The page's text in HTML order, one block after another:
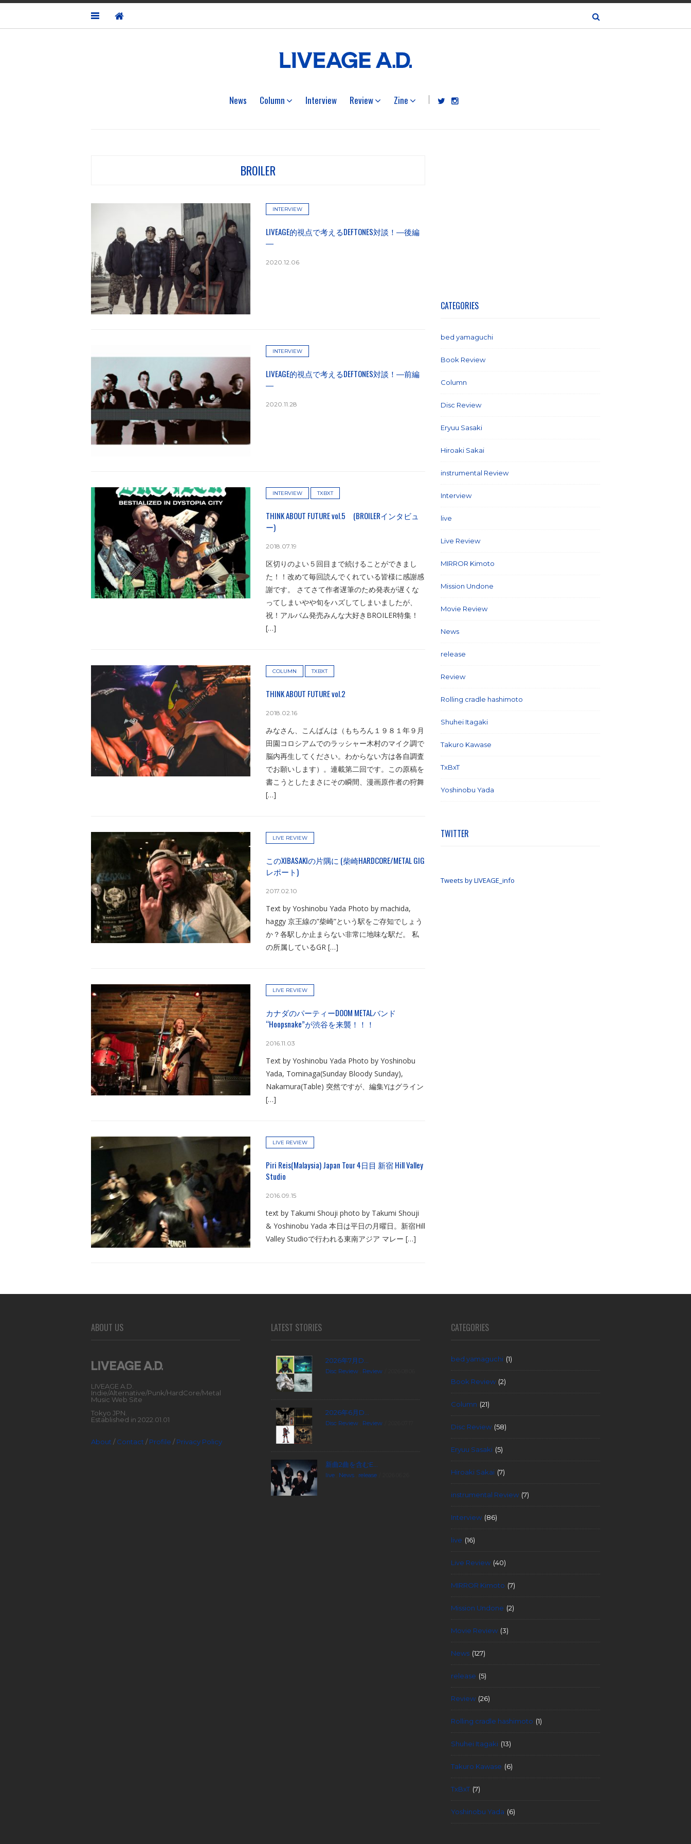
News Column Interview Review Zine
BROILER
INTERVIEW
LIVEAGE的視点で考えるDEFTONES対談！―後編
―
2020.12.06
INTERVIEW
LIVEAGE的視点で考えるDEFTONES対談！―前編
―
2020.11.28
INTERVIEW TXBXT
THINK ABOUT FUTURE vol.5 (BROILERインタビュ
ー)
2018.07.19
区切りのよい５回目まで続けることができまし
た！！改めて毎回読んでくれている皆様に感謝感
謝です。 さてさて作者遅筆のため発表が遅くな
ってしまいやや旬をハズしてしまいましたが、
祝！アルバム発売みんな大好きBROILER特集！
[…]
COLUMN TXBXT
THINK ABOUT FUTURE vol.2
2018.02.16
みなさん、こんばんは（もちろん１９８１年９月
田園コロシアムでのラッシャー木村のマイク調で
脳内再生してください。わからない方は各自調査
でお願いします）。連載第二回です。この原稿を
書こうとしたまさにその瞬間、漫画原作者の狩舞
[…]
LIVE REVIEW
このXIBASAKIの片隅に (柴崎HARDCORE/METAL GIG
レポート)
2017.02.10
Text by Yoshinobu Yada Photo by machida,
haggy 京王線の”柴崎”という駅をご存知でしょう
か？各駅しか止まらない非常に地味な駅だ。 私
の所属しているGR […]
LIVE REVIEW
カナダのパーティーDOOM METALバンド
“Hoopsnake”が渋谷を来襲！！！
2016.11.03
Text by Yoshinobu Yada Photo by Yoshinobu
Yada, Tominaga(Sunday Bloody Sunday),
Nakamura(Table) 突然ですが、編集Yはグライン
[…]
LIVE REVIEW
Piri Reis(Malaysia) Japan Tour 4日目 新宿 Hill Valley
Studio
2016.09.15
text by Takumi Shouji photo by Takumi Shouji
& Yoshinobu Yada 本日は平日の月曜日。新宿Hill
Valley Studioで行われる東南アジア マレー […]
CATEGORIES
bed yamaguchi
Book Review
Column
Disc Review
Eryuu Sasaki
Hiroaki Sakai
instrumental Review
Interview
live
Live Review
MIRROR Kimoto
Mission Undone
Movie Review
News
release
Review
Rolling cradle hashimoto
Shuhei Itagaki
Takuro Kawase
TxBxT
Yoshinobu Yada
TWITTER
Tweets by LIVEAGE_info
ABOUT US
LIVEAGE A.D.
Indie/Alternative/Punk/HardCore/Metal
Music Web Site
Tokyo JPN.
Established in 2022.01.01
About /Contact /Profile /Privacy Policy
LATEST STORIES
2026年7月D...
Disc Review Review
2026年6月D...
Disc Review Review
新曲2曲を含むE...
live News release
CATEGORIES
bed yamaguchi (1)
Book Review (2)
Column (21)
Disc Review (58)
Eryuu Sasaki (5)
Hiroaki Sakai (7)
instrumental Review (7)
Interview (86)
live (16)
Live Review (40)
MIRROR Kimoto (7)
Mission Undone (2)
Movie Review (3)
News (127)
release (5)
Review (26)
Rolling cradle hashimoto (1)
Shuhei Itagaki (13)
Takuro Kawase (6)
TxBxT (7)
Yoshinobu Yada (6)